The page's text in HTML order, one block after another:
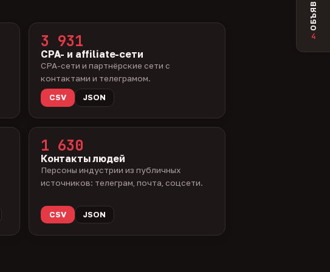
3 931
CPA- и affiliate-сети
CPA-сети и партнёрские сети с
контактами и телеграмом.
CSV
JSON
1 630
Контакты людей
Персоны индустрии из публичных
источников: телеграм, почта, соцсети.
CSV JSON
4